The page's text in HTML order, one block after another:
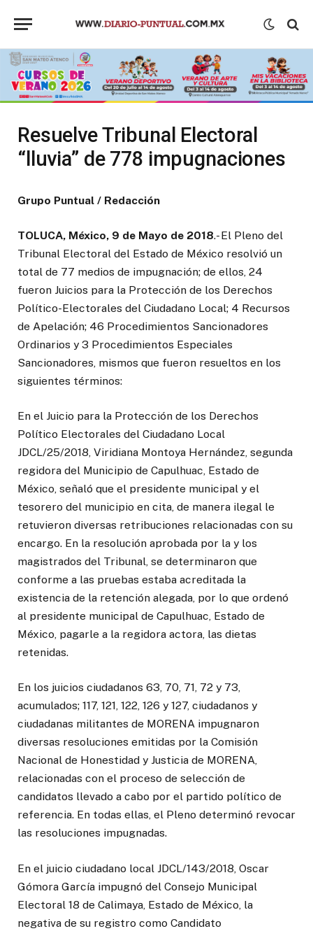
Resuelve Tribunal Electoral
“lluvia” de 778 impugnaciones
Grupo Puntual / Redacción
TOLUCA, México, 9 de Mayo de 2018.- El Pleno del
Tribunal Electoral del Estado de México resolvió un
total de 77 medios de impugnación; de ellos, 24
fueron Juicios para la Protección de los Derechos
Político-Electorales del Ciudadano Local; 4 Recursos
de Apelación; 46 Procedimientos Sancionadores
Ordinarios y 3 Procedimientos Especiales
Sancionadores, mismos que fueron resueltos en los
siguientes términos:
En el Juicio para la Protección de los Derechos
Político Electorales del Ciudadano Local
JDCL/25/2018, Viridiana Montoya Hernández, segunda
regidora del Municipio de Capulhuac, Estado de
México, señaló que el presidente municipal y el
tesorero del municipio en cita, de manera ilegal le
retuvieron diversas retribuciones relacionadas con su
encargo. En la resolución aprobada por la y los
magistrados del Tribunal, se determinaron que
conforme a las pruebas estaba acreditada la
existencia de la retención alegada, por lo que ordenó
al presidente municipal de Capulhuac, Estado de
México, pagarle a la regidora actora, las dietas
retenidas.
En los juicios ciudadanos 63, 70, 71, 72 y 73,
acumulados; 117, 121, 122, 126 y 127, ciudadanos y
ciudadanas militantes de MORENA impugnaron
diversas resoluciones emitidas por la Comisión
Nacional de Honestidad y Justicia de MORENA,
relacionadas con el proceso de selección de
candidatos llevado a cabo por el partido político de
referencia. En todas ellas, el Pleno determinó revocar
las resoluciones impugnadas.
En el juicio ciudadano local JDCL/143/2018, Oscar
Gómora García impugnó del Consejo Municipal
Electoral 18 de Calimaya, Estado de México, la
negativa de su registro como Candidato